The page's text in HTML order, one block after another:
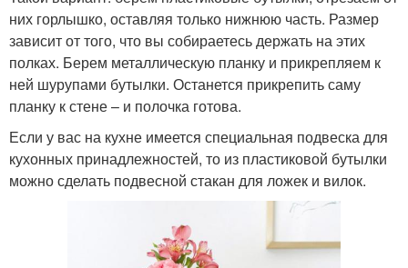
них горлышко, оставляя только нижнюю часть. Размер
зависит от того, что вы собираетесь держать на этих
полках. Берем металлическую планку и прикрепляем к
ней шурупами бутылки. Останется прикрепить саму
планку к стене – и полочка готова.
Если у вас на кухне имеется специальная подвеска для
кухонных принадлежностей, то из пластиковой бутылки
можно сделать подвесной стакан для ложек и вилок.